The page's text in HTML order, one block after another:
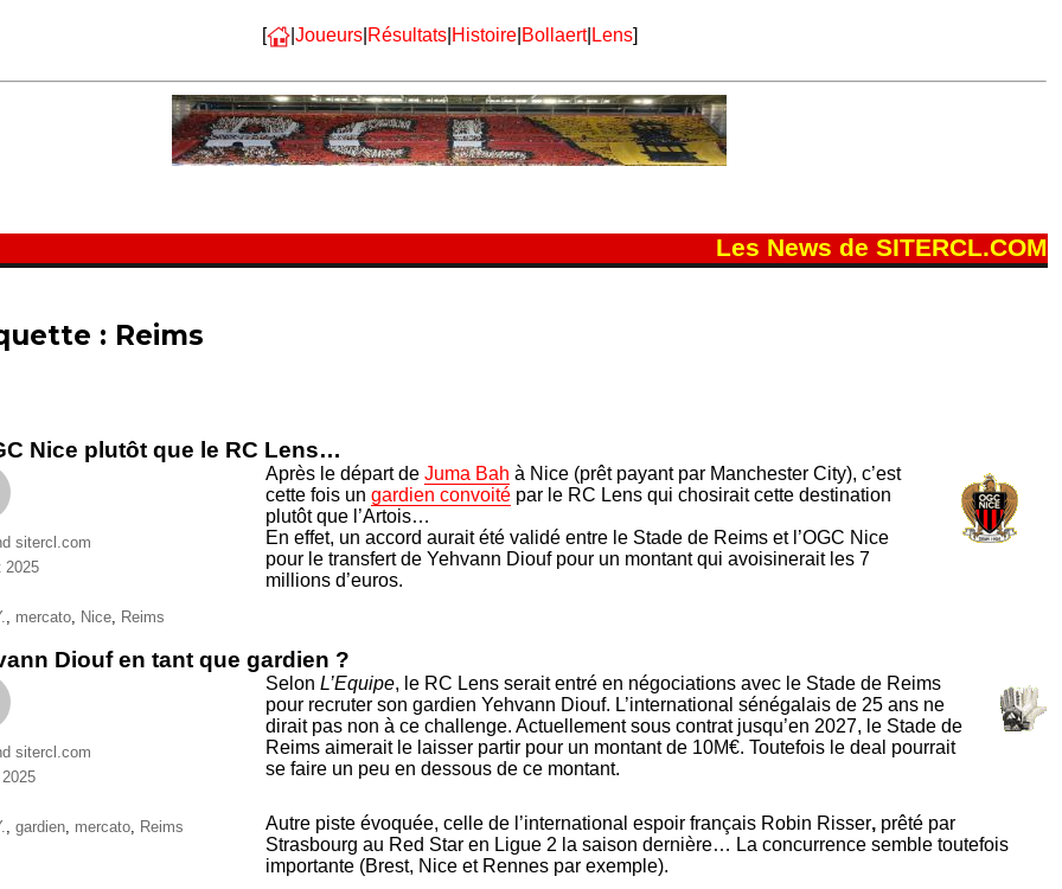
[ | Joueurs| Résultats| Histoire| Bollaert| Lens]
Les News de SITERCL.COM
: Reims
Nice plutôt que le RC Lens…
Après le départ de Juma Bah à Nice (prêt payant par Manchester City), c’est
cette fois un gardien convoité par le RC Lens qui chosirait cette destination
plutôt que l’Artois…
En effet, un accord aurait été validé entre le Stade de Reims et l’OGC Nice
pour le transfert de Yehvann Diouf pour un montant qui avoisinerait les 7
millions d’euros.
sitercl.com
2025
mercato Nice Reims
Diouf en tant que gardien ?
Selon L’Equipe, le RC Lens serait entré en négociations avec le Stade de Reims
pour recruter son gardien Yehvann Diouf. L’international sénégalais de 25 ans ne
dirait pas non à ce challenge. Actuellement sous contrat jusqu’en 2027, le Stade de
Reims aimerait le laisser partir pour un montant de 10M€. Toutefois le deal pourrait
se faire un peu en dessous de ce montant.
Autre piste évoquée, celle de l’international espoir français Robin Risser, prêté par
Strasbourg au Red Star en Ligue 2 la saison dernière… La concurrence semble toutefois
importante (Brest, Nice et Rennes par exemple).
sitercl.com
, gardien, mercato, Reims